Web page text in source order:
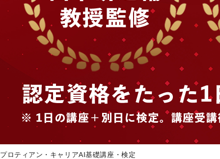
プロティアン・キャリアAI基礎講座・検定